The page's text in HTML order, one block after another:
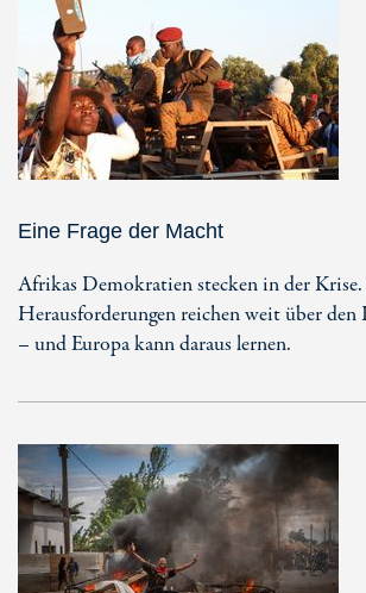
Eine Frage der Macht
Afrikas Demokratien stecken in der
Herausforderungen reichen weit über
– und Europa kann daraus lernen.